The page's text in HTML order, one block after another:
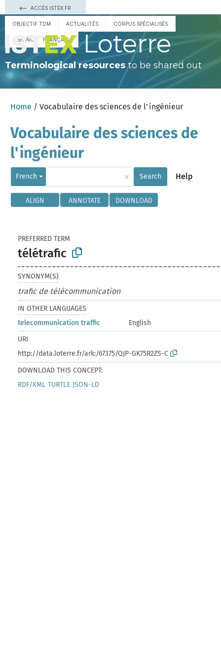
ACCÈS ISTEX.FR
OBJECTIF TDM ACTUALITÉS CORPUS SPÉCIALISÉS
ESPAÑOL FRANÇAIS Loterre
Terminological resourcesto be shared out
Home / Vocabulaire des sciences de l'ingénieur
Vocabulaire des sciences de
l'ingénieur
French × Search Help
ALIGN ANNOTATE DOWNLOAD
PREFERRED TERM
télétrafic
SYNONYM(S)
trafic de télécommunication
IN OTHER LANGUAGES
telecommunication traffic
English
URI
http://data.loterre.fr/ark:/67375/QJP-GK75R2ZS-C
DOWNLOAD THIS CONCEPT:
RDF/XML TURTLE JSON-LD